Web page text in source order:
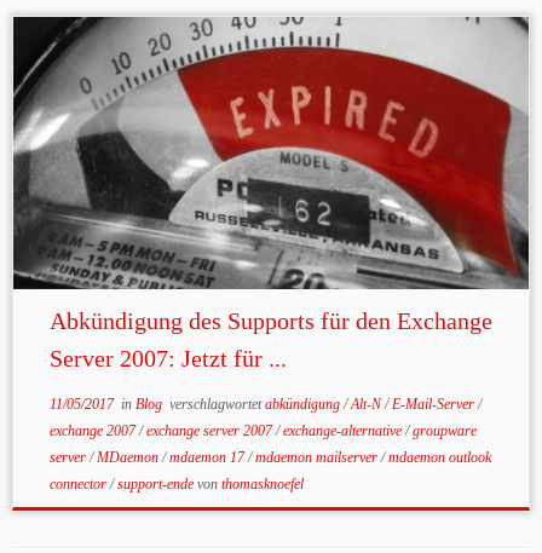
Abkündigung des Supports für den Exchange
Server 2007: Jetzt für ...
11/05/2017in Blog verschlagwortetabkündigung/Alt-N/E-Mail-Server/
exchange 2007/exchange server 2007/exchange-alternative/groupware
server/MDaemon/mdaemon 17/mdaemon mailserver/mdaemon outlook
connector/support-ende von thomasknoefel